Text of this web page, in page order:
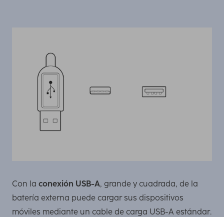
Con la conexión USB-A, grande y cuadrada, de la
batería externa puede cargar sus dispositivos
móviles mediante un cable de carga USB-A estándar.